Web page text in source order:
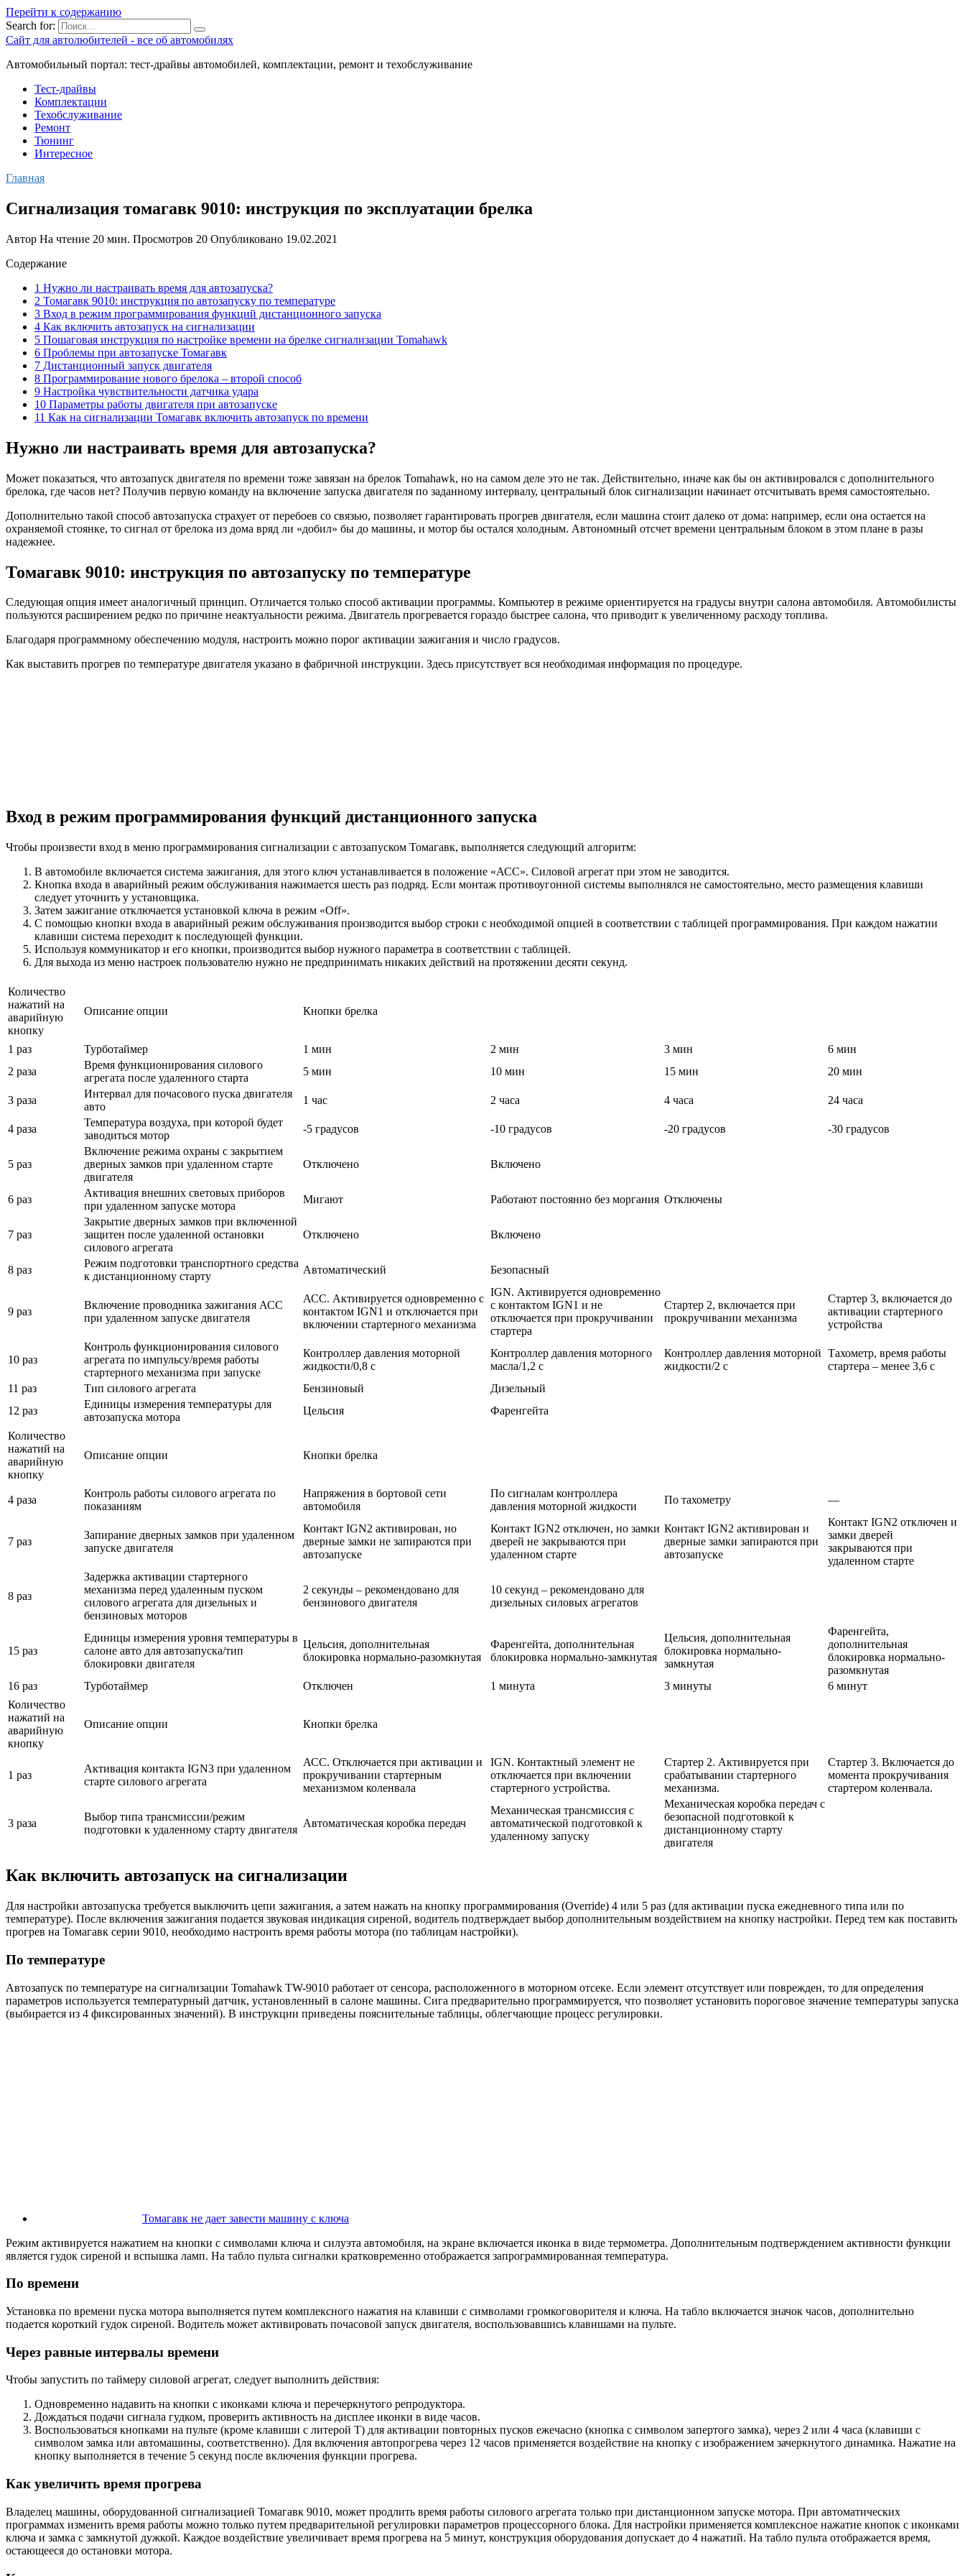
Перейти к содержанию
Search for:
Сайт для автолюбителей - все об автомобилях
Автомобильный портал: тест-драйвы автомобилей, комплектации, ремонт и техобслуживание
Тест-драйвы
Комплектации
Техобслуживание
Ремонт
Тюнинг
Интересное
Главная
Сигнализация томагавк 9010: инструкция по эксплуатации брелка
Автор На чтение 20 мин. Просмотров 20 Опубликовано 19.02.2021
Содержание
1 Нужно ли настраивать время для автозапуска?
2 Томагавк 9010: инструкция по автозапуску по температуре
3 Вход в режим программирования функций дистанционного запуска
4 Как включить автозапуск на сигнализации
5 Пошаговая инструкция по настройке времени на брелке сигнализации Tomahawk
6 Проблемы при автозапуске Томагавк
7 Дистанционный запуск двигателя
8 Программирование нового брелока – второй способ
9 Настройка чувствительности датчика удара
10 Параметры работы двигателя при автозапуске
11 Как на сигнализации Томагавк включить автозапуск по времени
Нужно ли настраивать время для автозапуска?
Может показаться, что автозапуск двигателя по времени тоже завязан на брелок Tomahawk, но на самом деле это не так. Действительно, иначе как бы он активировался с дополнительного
брелока, где часов нет? Получив первую команду на включение запуска двигателя по заданному интервалу, центральный блок сигнализации начинает отсчитывать время самостоятельно.
Дополнительно такой способ автозапуска страхует от перебоев со связью, позволяет гарантировать прогрев двигателя, если машина стоит далеко от дома: например, если она остается на
охраняемой стоянке, то сигнал от брелока из дома вряд ли «добил» бы до машины, и мотор бы остался холодным. Автономный отсчет времени центральным блоком в этом плане в разы
надежнее.
Томагавк 9010: инструкция по автозапуску по температуре
Следующая опция имеет аналогичный принцип. Отличается только способ активации программы. Компьютер в режиме ориентируется на градусы внутри салона автомобиля. Автомобилисты
пользуются расширением редко по причине неактуальности режима. Двигатель прогревается гораздо быстрее салона, что приводит к увеличенному расходу топлива.
Благодаря программному обеспечению модуля, настроить можно порог активации зажигания и число градусов.
Как выставить прогрев по температуре двигателя указано в фабричной инструкции. Здесь присутствует вся необходимая информация по процедуре.
Вход в режим программирования функций дистанционного запуска
Чтобы произвести вход в меню программирования сигнализации с автозапуском Томагавк, выполняется следующий алгоритм:
В автомобиле включается система зажигания, для этого ключ устанавливается в положение «АСС». Силовой агрегат при этом не заводится.
Кнопка входа в аварийный режим обслуживания нажимается шесть раз подряд. Если монтаж противоугонной системы выполнялся не самостоятельно, место размещения клавиши
следует уточнить у установщика.
Затем зажигание отключается установкой ключа в режим «Off».
С помощью кнопки входа в аварийный режим обслуживания производится выбор строки с необходимой опцией в соответствии с таблицей программирования. При каждом нажатии
клавиши система переходит к последующей функции.
Используя коммуникатор и его кнопки, производится выбор нужного параметра в соответствии с таблицей.
Для выхода из меню настроек пользователю нужно не предпринимать никаких действий на протяжении десяти секунд.
Количество
нажатий на
аварийную
кнопку
Описание опции Кнопки брелка
1 раз Турботаймер 1 мин 2 мин 3 мин
6 мин
2 раза
Время функционирования силового
агрегата после удаленного старта
5 мин 10 мин 15 мин 20 мин
3 раза
Интервал для почасового пуска двигателя
авто
1 час 2 часа 4 часа 24 часа
4 раза
Температура воздуха, при которой будет
заводиться мотор
-5 градусов -10 градусов -20 градусов -30 градусов
5 раз
Включение режима охраны с закрытием
дверных замков при удаленном старте
двигателя
Отключено Включено
6 раз
Активация внешних световых приборов
при удаленном запуске мотора
Мигают Работают постоянно без моргания Отключены
7 раз
Закрытие дверных замков при включенной
защитен после удаленной остановки
силового агрегата
Отключено Включено
8 раз
Режим подготовки транспортного средства
к дистанционному старту
Автоматический Безопасный
9 раз
Включение проводника зажигания АСС
при удаленном запуске двигателя
АСС. Активируется одновременно с
контактом IGN1 и отключается при
включении стартерного механизма
IGN. Активируется одновременно
с контактом IGN1 и не
отключается при прокручивании
стартера
Стартер 2, включается при
прокручивании механизма
Стартер 3, включается до
активации стартерного
устройства
10 раз
Контроль функционирования силового
агрегата по импульсу/время работы
стартерного механизма при запуске
Контроллер давления моторной
жидкости/0,8 с
Контроллер давления моторного
масла/1,2 с
Контроллер давления моторной
жидкости/2 с
Тахометр, время работы
стартера – менее 3,6 с
11 раз
Тип силового агрегата Бензиновый
Дизельный
12 раз
Единицы измерения температуры для
автозапуска мотора
Цельсия Фаренгейта
Количество
нажатий на
аварийную
кнопку
Описание опции Кнопки брелка
4 раза
Контроль работы силового агрегата по
показаниям
Напряжения в бортовой сети
автомобиля
По сигналам контроллера
давления моторной жидкости
По тахометру —
7 раз
Запирание дверных замков при удаленном
запуске двигателя
Контакт IGN2 активирован, но
дверные замки не запираются при
автозапуске
Контакт IGN2 отключен, но замки
дверей не закрываются при
удаленном старте
Контакт IGN2 активирован и
дверные замки запираются при
автозапуске
Контакт IGN2 отключен и
замки дверей
закрываются при
удаленном старте
8 раз
Задержка активации стартерного
механизма перед удаленным пуском
силового агрегата для дизельных и
бензиновых моторов
2 секунды – рекомендовано для
бензинового двигателя
10 секунд – рекомендовано для
дизельных силовых агрегатов
15 раз
Единицы измерения уровня температуры в
салоне авто для автозапуска/тип
блокировки двигателя
Цельсия, дополнительная
блокировка нормально-разомкнутая
Фаренгейта, дополнительная
блокировка нормально-замкнутая
Цельсия, дополнительная
блокировка нормально-
замкнутая
Фаренгейта,
дополнительная
блокировка нормально-
разомкнутая
16 раз
Турботаймер Отключен 1 минута 3 минуты
6 минут
Количество
нажатий на
аварийную
кнопку
Описание опции Кнопки брелка
1 раз
Активация контакта IGN3 при удаленном
старте силового агрегата
АСС. Отключается при активации и
прокручивании стартерным
механизмом коленвала
IGN. Контактный элемент не
отключается при включении
стартерного устройства.
Стартер 2. Активируется при
срабатывании стартерного
механизма.
Стартер 3. Включается до
момента прокручивания
стартером коленвала.
3 раза
Выбор типа трансмиссии/режим
подготовки к удаленному старту двигателя
Автоматическая коробка передач
Механическая трансмиссия с
автоматической подготовкой к
удаленному запуску
Механическая коробка передач с
безопасной подготовкой к
дистанционному старту
двигателя
Как включить автозапуск на сигнализации
Для настройки автозапуска требуется выключить цепи зажигания, а затем нажать на кнопку программирования (Override) 4 или 5 раз (для активации пуска ежедневного типа или по
температуре). После включения зажигания подается звуковая индикация сиреной, водитель подтверждает выбор дополнительным воздействием на кнопку настройки. Перед тем как поставить
прогрев на Томагавк серии 9010, необходимо настроить время работы мотора (по таблицам настройки).
По температуре
Автозапуск по температуре на сигнализации Tomahawk TW-9010 работает от сенсора, расположенного в моторном отсеке. Если элемент отсутствует или поврежден, то для определения
параметров используется температурный датчик, установленный в салоне машины. Сига предварительно программируется, что позволяет установить пороговое значение температуры запуска
(выбирается из 4 фиксированных значений). В инструкции приведены пояснительные таблицы, облегчающие процесс регулировки.
Томагавк не дает завести машину с ключа
Режим активируется нажатием на кнопки с символами ключа и силуэта автомобиля, на экране включается иконка в виде термометра. Дополнительным подтверждением активности функции
является гудок сиреной и вспышка ламп. На табло пульта сигналки кратковременно отображается запрограммированная температура.
По времени
Установка по времени пуска мотора выполняется путем комплексного нажатия на клавиши с символами громкоговорителя и ключа. На табло включается значок часов, дополнительно
подается короткий гудок сиреной. Водитель может активировать почасовой запуск двигателя, воспользовавшись клавишами на пульте.
Через равные интервалы времени
Чтобы запустить по таймеру силовой агрегат, следует выполнить действия:
Одновременно надавить на кнопки с иконками ключа и перечеркнутого репродуктора.
Дождаться подачи сигнала гудком, проверить активность на дисплее иконки в виде часов.
Воспользоваться кнопками на пульте (кроме клавиши с литерой T) для активации повторных пусков ежечасно (кнопка с символом запертого замка), через 2 или 4 часа (клавиши с
символом замка или автомашины, соответственно). Для включения автопрогрева через 12 часов применяется воздействие на кнопку с изображением зачеркнутого динамика. Нажатие на
кнопку выполняется в течение 5 секунд после включения функции прогрева.
Как увеличить время прогрева
Владелец машины, оборудованной сигнализацией Томагавк 9010, может продлить время работы силового агрегата только при дистанционном запуске мотора. При автоматических
программах изменить время работы можно только путем предварительной регулировки параметров процессорного блока. Для настройки применяется комплексное нажатие кнопок с иконками
ключа и замка с замкнутой дужкой. Каждое воздействие увеличивает время прогрева на 5 минут, конструкция оборудования допускает до 4 нажатий. На табло пульта отображается время,
остающееся до остановки мотора.